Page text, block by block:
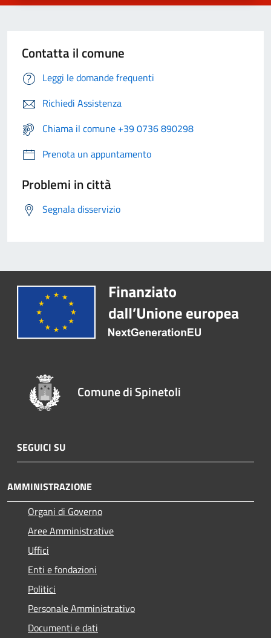
Contatta il comune
Leggi le domande frequenti
Richiedi Assistenza
Chiama il comune +39 0736 890298
Prenota un appuntamento
Problemi in città
Segnala disservizio
Comune di Spinetoli
SEGUICI SU
AMMINISTRAZIONE
Organi di Governo
Aree Amministrative
Uffici
Enti e fondazioni
Politici
Personale Amministrativo
Documenti e dati